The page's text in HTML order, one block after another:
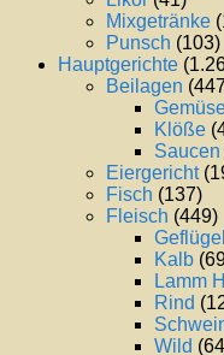
Mixgetränke
Punsch (103)
Hauptgerichte
Beilagen
Klöße
Saucen
Eiergericht
Fisch (137)
Fleisch (449)
Geflügel
Kalb
Lamm
Rind
Wild